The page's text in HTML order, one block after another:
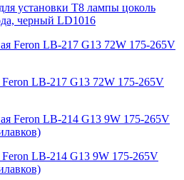
установки Т8 лампы цоколь
черный LD1016
LB-217 G13 72W 175-265V
LB-214 G13 9W 175-265V